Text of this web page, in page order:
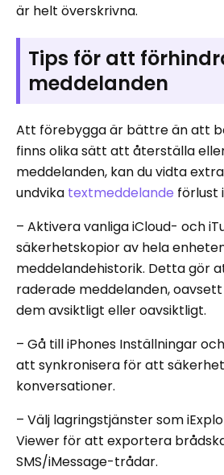
är helt överskrivna.
Tips för att
meddelanden
Att förebygga är bättre än att
finns olika sätt att återställa
meddelanden, kan du vidta
undvika textmeddelande förlust
– Aktivera vanliga iCloud- och
säkerhetskopior av hela
meddelandehistorik. Detta gör
raderade meddelanden,
dem avsiktligt eller oavsiktligt.
– Gå till iPhones Inställningar
att synkronisera för att
konversationer.
– Välj lagringstjänster som
Viewer för att exportera
SMS/iMessage-trådar.